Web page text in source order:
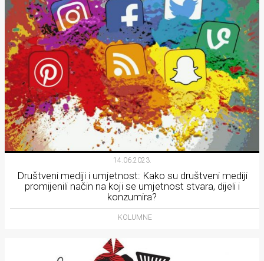
14.06.2023.
Društveni mediji i umjetnost: Kako su društveni mediji
promijenili način na koji se umjetnost stvara, dijeli i
konzumira?
KOLUMNE